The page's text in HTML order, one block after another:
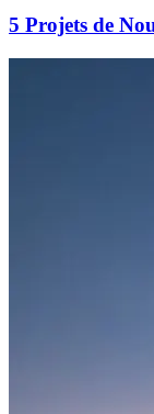
5 Projets de